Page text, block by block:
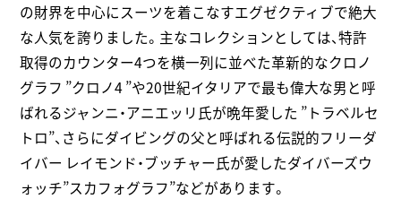
の財界を中心にスーツを着こなすエグゼクティブで絶大
な人気を誇りました。主なコレクションとしては、特許
取得のカウンター4つを横一列に並べた革新的なクロノ
グラフ ”クロノ4 ”や20世紀イタリアで最も偉大な男と呼
ばれるジャンニ・アニエッリ氏が晩年愛した ”トラベルセ
トロ”、さらにダイビングの父と呼ばれる伝説的フリーダ
イバー レイモンド・ブッチャー氏が愛したダイバーズウ
ォッチ”スカフォグラフ”などがあります。